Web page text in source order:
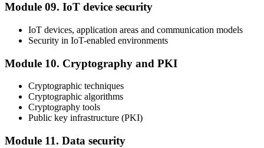
Module 09. IoT device security
IoT devices, application areas and communication models
Security in IoT-enabled environments
Module 10. Cryptography and PKI
Cryptographic techniques
Cryptographic algorithms
Cryptography tools
Public key infrastructure (PKI)
Module 11. Data security